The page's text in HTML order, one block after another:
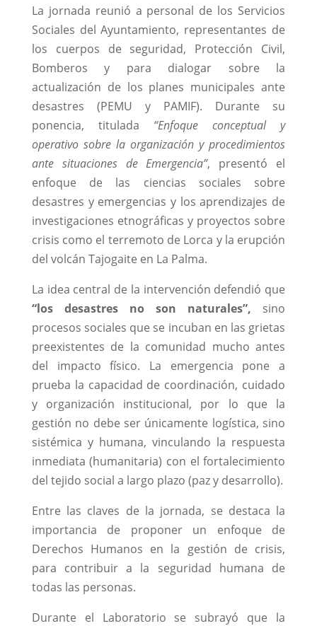
La jornada reunió a personal de los Servicios
Sociales del Ayuntamiento, representantes de
los cuerpos de seguridad, Protección Civil,
Bomberos y para dialogar sobre la
actualización de los planes municipales ante
desastres (PEMU y PAMIF). Durante su
ponencia, titulada “Enfoque conceptual y
operativo sobre la organización y procedimientos
ante situaciones de Emergencia”, presentó el
enfoque de las ciencias sociales sobre
desastres y emergencias y los aprendizajes de
investigaciones etnográficas y proyectos sobre
crisis como el terremoto de Lorca y la erupción
del volcán Tajogaite en La Palma.
La idea central de la intervención defendió que
“los desastres no son naturales”, sino
procesos sociales que se incuban en las grietas
preexistentes de la comunidad mucho antes
del impacto físico. La emergencia pone a
prueba la capacidad de coordinación, cuidado
y organización institucional, por lo que la
gestión no debe ser únicamente logística, sino
sistémica y humana, vinculando la respuesta
inmediata (humanitaria) con el fortalecimiento
del tejido social a largo plazo (paz y desarrollo).
Entre las claves de la jornada, se destaca la
importancia de proponer un enfoque de
Derechos Humanos en la gestión de crisis,
para contribuir a la seguridad humana de
todas las personas.
Durante el Laboratorio se subrayó que la